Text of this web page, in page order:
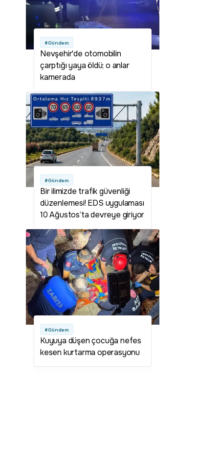
#Gündem
Nevşehir'de otomobilin
çarptığı yaya öldü; o anlar
kamerada
#Gündem
Bir ilimizde trafik güvenliği
düzenlemesi! EDS uygulaması
10 Ağustos’ta devreye giriyor
#Gündem
Kuyuya düşen çocuğa nefes
kesen kurtarma operasyonu